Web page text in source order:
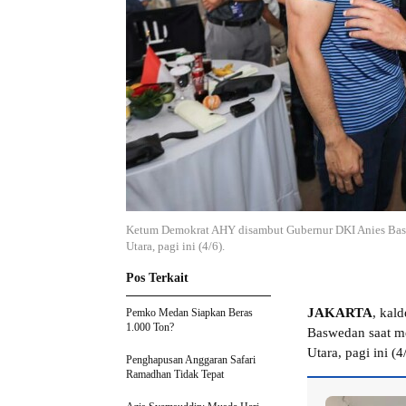
Ketum Demokrat AHY disambut Gubernur DKI Anies
Utara, pagi ini (4/6).
JAKARTA,
Baswedan saat
Utara, pagi ini
Pos Terkait
Pemko Medan Siapkan Beras
1.000 Ton?
Penghapusan Anggaran Safari
Ramadhan Tidak Tepat